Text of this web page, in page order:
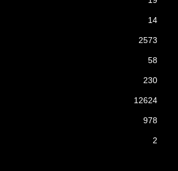
14
2573
58
230
12624
978
2